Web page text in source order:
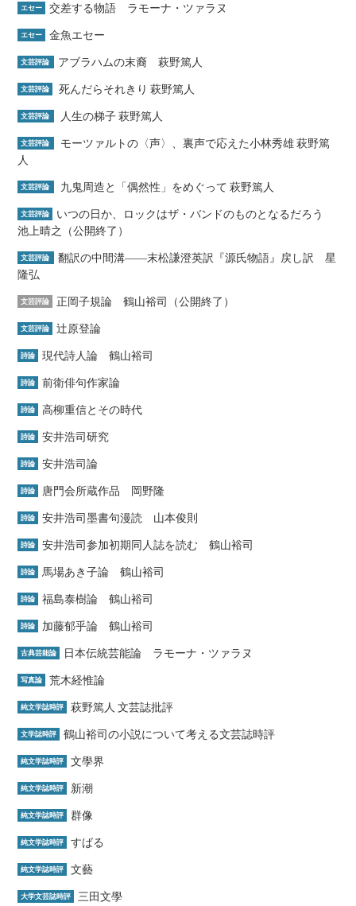
エセー 交差する物語 ラモーナ・ツァラヌ
エセー 金魚エセー
文芸評論 アブラハムの末裔 萩野篤人
文芸評論 死んだらそれきり 萩野篤人
文芸評論 人生の梯子 萩野篤人
文芸評論
モーツァルトの〈声〉、裏声で応えた小林秀雄 萩野篤
人
文芸評論 九鬼周造と「偶然性」をめぐって 萩野篤人
文芸評論
いつの日か、ロックはザ・バンドのものとなるだろう
池上晴之（公開終了）
文芸評論
翻訳の中間溝――末松謙澄英訳『源氏物語』戻し訳 星
隆弘
文芸評論 正岡子規論 鶴山裕司（公開終了）
文芸評論 辻原登論
詩論 現代詩人論 鶴山裕司
詩論 前衛俳句作家論
詩論 高柳重信とその時代
詩論 安井浩司研究
詩論 安井浩司論
詩論 唐門会所蔵作品 岡野隆
詩論 安井浩司墨書句漫読 山本俊則
詩論 安井浩司参加初期同人誌を読む 鶴山裕司
詩論 馬場あき子論 鶴山裕司
詩論 福島泰樹論 鶴山裕司
詩論 加藤郁乎論 鶴山裕司
古典芸能論 日本伝統芸能論 ラモーナ・ツァラヌ
写真論 荒木経惟論
純文学誌時評 萩野篤人 文芸誌批評
文学誌時評 鶴山裕司の小説について考える文芸誌時評
純文学誌時評 文學界
純文学誌時評 新潮
純文学誌時評 群像
純文学誌時評 すばる
純文学誌時評 文藝
大学文芸誌時評 三田文學